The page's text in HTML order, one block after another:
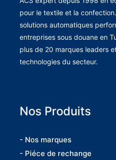
pour le textile et la
solutions automatiques
entreprises sous douane en
plus de 20 marques leaders
technologies du secteur.
Nos Produits
- Nos marques
- Piéce de rechange